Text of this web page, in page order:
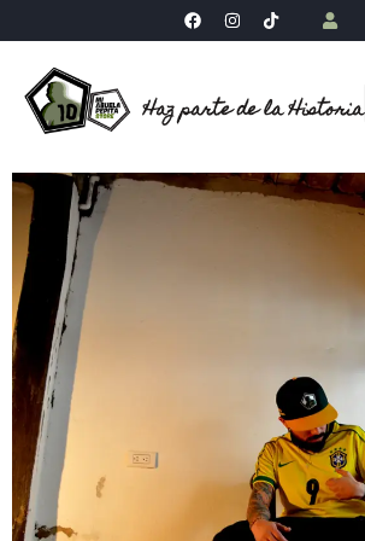
Haz parte de la Historia